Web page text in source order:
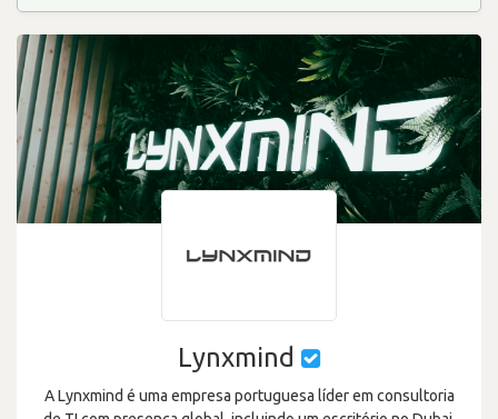
Lynxmind
A Lynxmind é uma empresa portuguesa líder em consultoria